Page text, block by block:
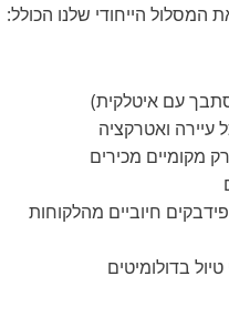
הייחודי שלנו הכולל:
עם איטלקית)
עיירה ואטרקציה
מקומיים מכירים
חיוביים מהלקוחות